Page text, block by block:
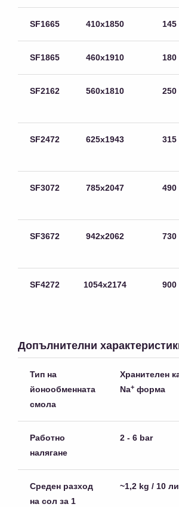
SF1665 410х1850 145
SF1865 460х1910 180
SF2162 560х1810 250
SF2472 625х1943 315
SF3072 785х2047 490
SF3672 942х2062 730
SF4272 1054х2174 900
Допълнителни
Тип на
йонообменната
смола
Хранителен
Na+ форма
Работно
налягане
2 - 6 bar
Среден разход
на сол за 1
~1,2 kg / 10